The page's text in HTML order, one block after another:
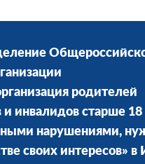
родителей
инвалидов старше 18
нарушениями,
своих интересов» в